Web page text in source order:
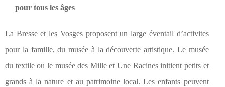
pour tous les âges
La Bresse et les Vosges proposent un large éventail d’activites
pour la famille, du musée à la découverte artistique. Le musée
du textile ou le musée des Mille et Une Racines initient petits et
grands à la nature et au patrimoine local. Les enfants peuvent